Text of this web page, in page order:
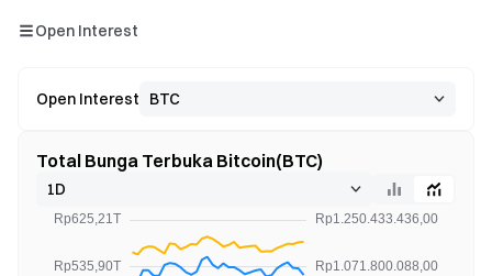
Open Interest
Open Interest
Total Bunga Terbuka Bitcoin(BTC)